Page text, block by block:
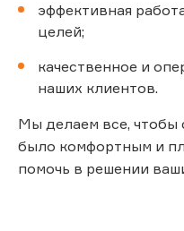
эффективная
целей;
качественное и
наших клиентов.
Мы делаем все, чтобы
было комфортным и
помочь в решении